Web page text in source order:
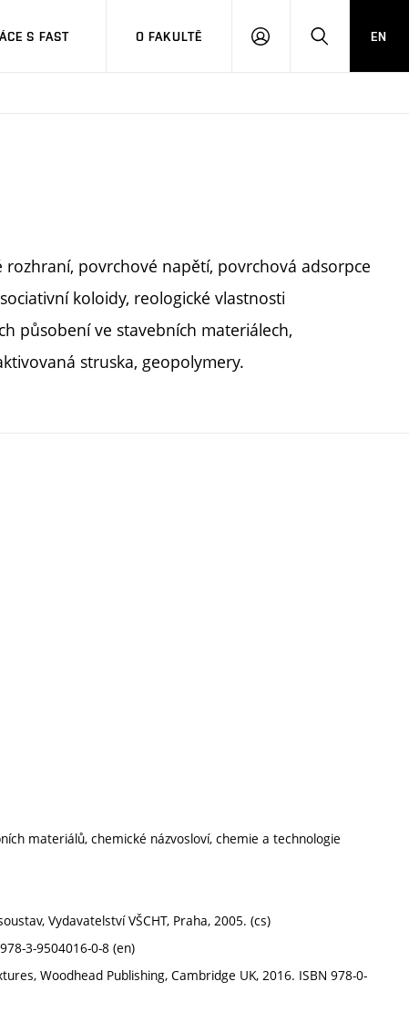
S FAST O FAKULTĚ
PŘIHLÁSITHLEDAT
EN
povrchové napětí, povrchová adsorpce
koloidy, reologické vlastnosti
působení ve stavebních materiálech,
struska, geopolymery.
materiálů, chemické názvosloví, chemie a technologie
Vydavatelství VŠCHT, Praha, 2005. (cs)
3-9504016-0-8 (en)
Woodhead Publishing, Cambridge UK, 2016. ISBN 978-0-